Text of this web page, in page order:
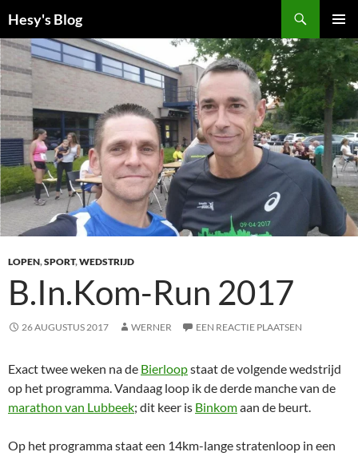
naar
de
inhoud
Hesy's Blog
MENU
LOPEN,SPORT,WEDSTRIJD
B.In.Kom-Run 2017
26 AUGUSTUS 2017 WERNER EEN REACTIE PLAATSEN
Exact twee weken na de Bierloopstaat de volgende wedstrijd
op het programma. Vandaag loop ik de derde manche van de
marathon van Lubbeek; dit keer is Binkomaan de beurt.
Op het programma staat een 14km-lange stratenloop in een